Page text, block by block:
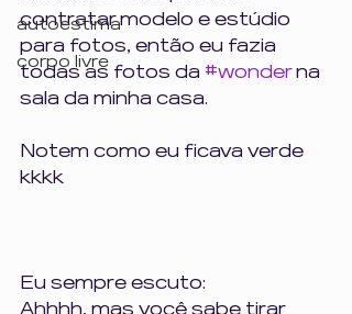
autoestima
corpo livre
contratar modelo e estúdio
para fotos, então eu fazia
todas as fotos da #wonder na
sala da minha casa.
Notem como eu ficava verde
kkkk
Eu sempre escuto:
Ahhhh, mas você sabe tirar